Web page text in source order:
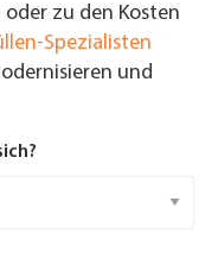
oder zu den Kosten
Spezialisten
und